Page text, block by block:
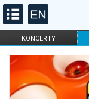
KONCERTY
FILHARMONIA
DLA DZIECI